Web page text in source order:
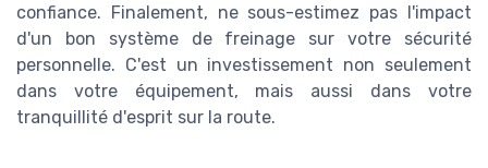
confiance. Finalement, ne sous-estimez pas l'impact
d'un bon système de freinage sur votre sécurité
personnelle. C'est un investissement non seulement
dans votre équipement, mais aussi dans votre
tranquillité d'esprit sur la route.